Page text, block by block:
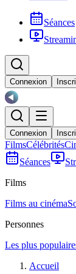
Séances
Connexion
Connexion
FilmsCélébrités
Séances
Films
Films au cinéma
Personnes
Les plus
Accueil